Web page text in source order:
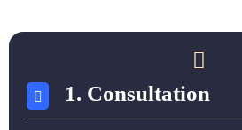
1. Consultation